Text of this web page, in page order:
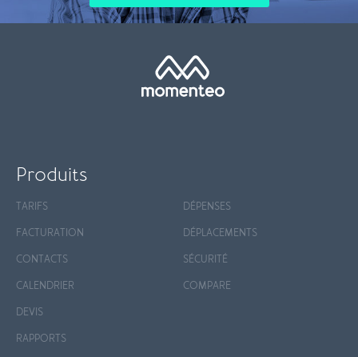
Produits
TARIFS
FACTURATION
CONTACTS
CALENDRIER
DEVIS
RAPPORTS
DÉPENSES
DÉPLACEMENTS
SÉCURITÉ
COMPARE